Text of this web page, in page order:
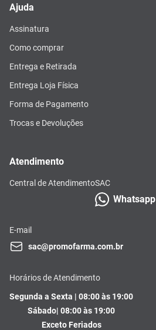
Ajuda
Assinatura
Como comprar
Entrega e Retirada
Entrega Loja Física
Forma de Pagamento
Trocas e Devoluções
Atendimento
Central de AtendimentoSAC
Whatsapp
E-mail
sac@promofarma.com.br
Horários de Atendimento
Segunda a Sexta | 08:00 às 19:00
Sábado| 08:00 às 19:00
Exceto Feriados